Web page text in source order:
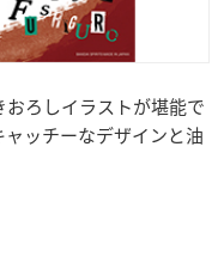
ろしイラストが堪能で
ッチーなデザインと油